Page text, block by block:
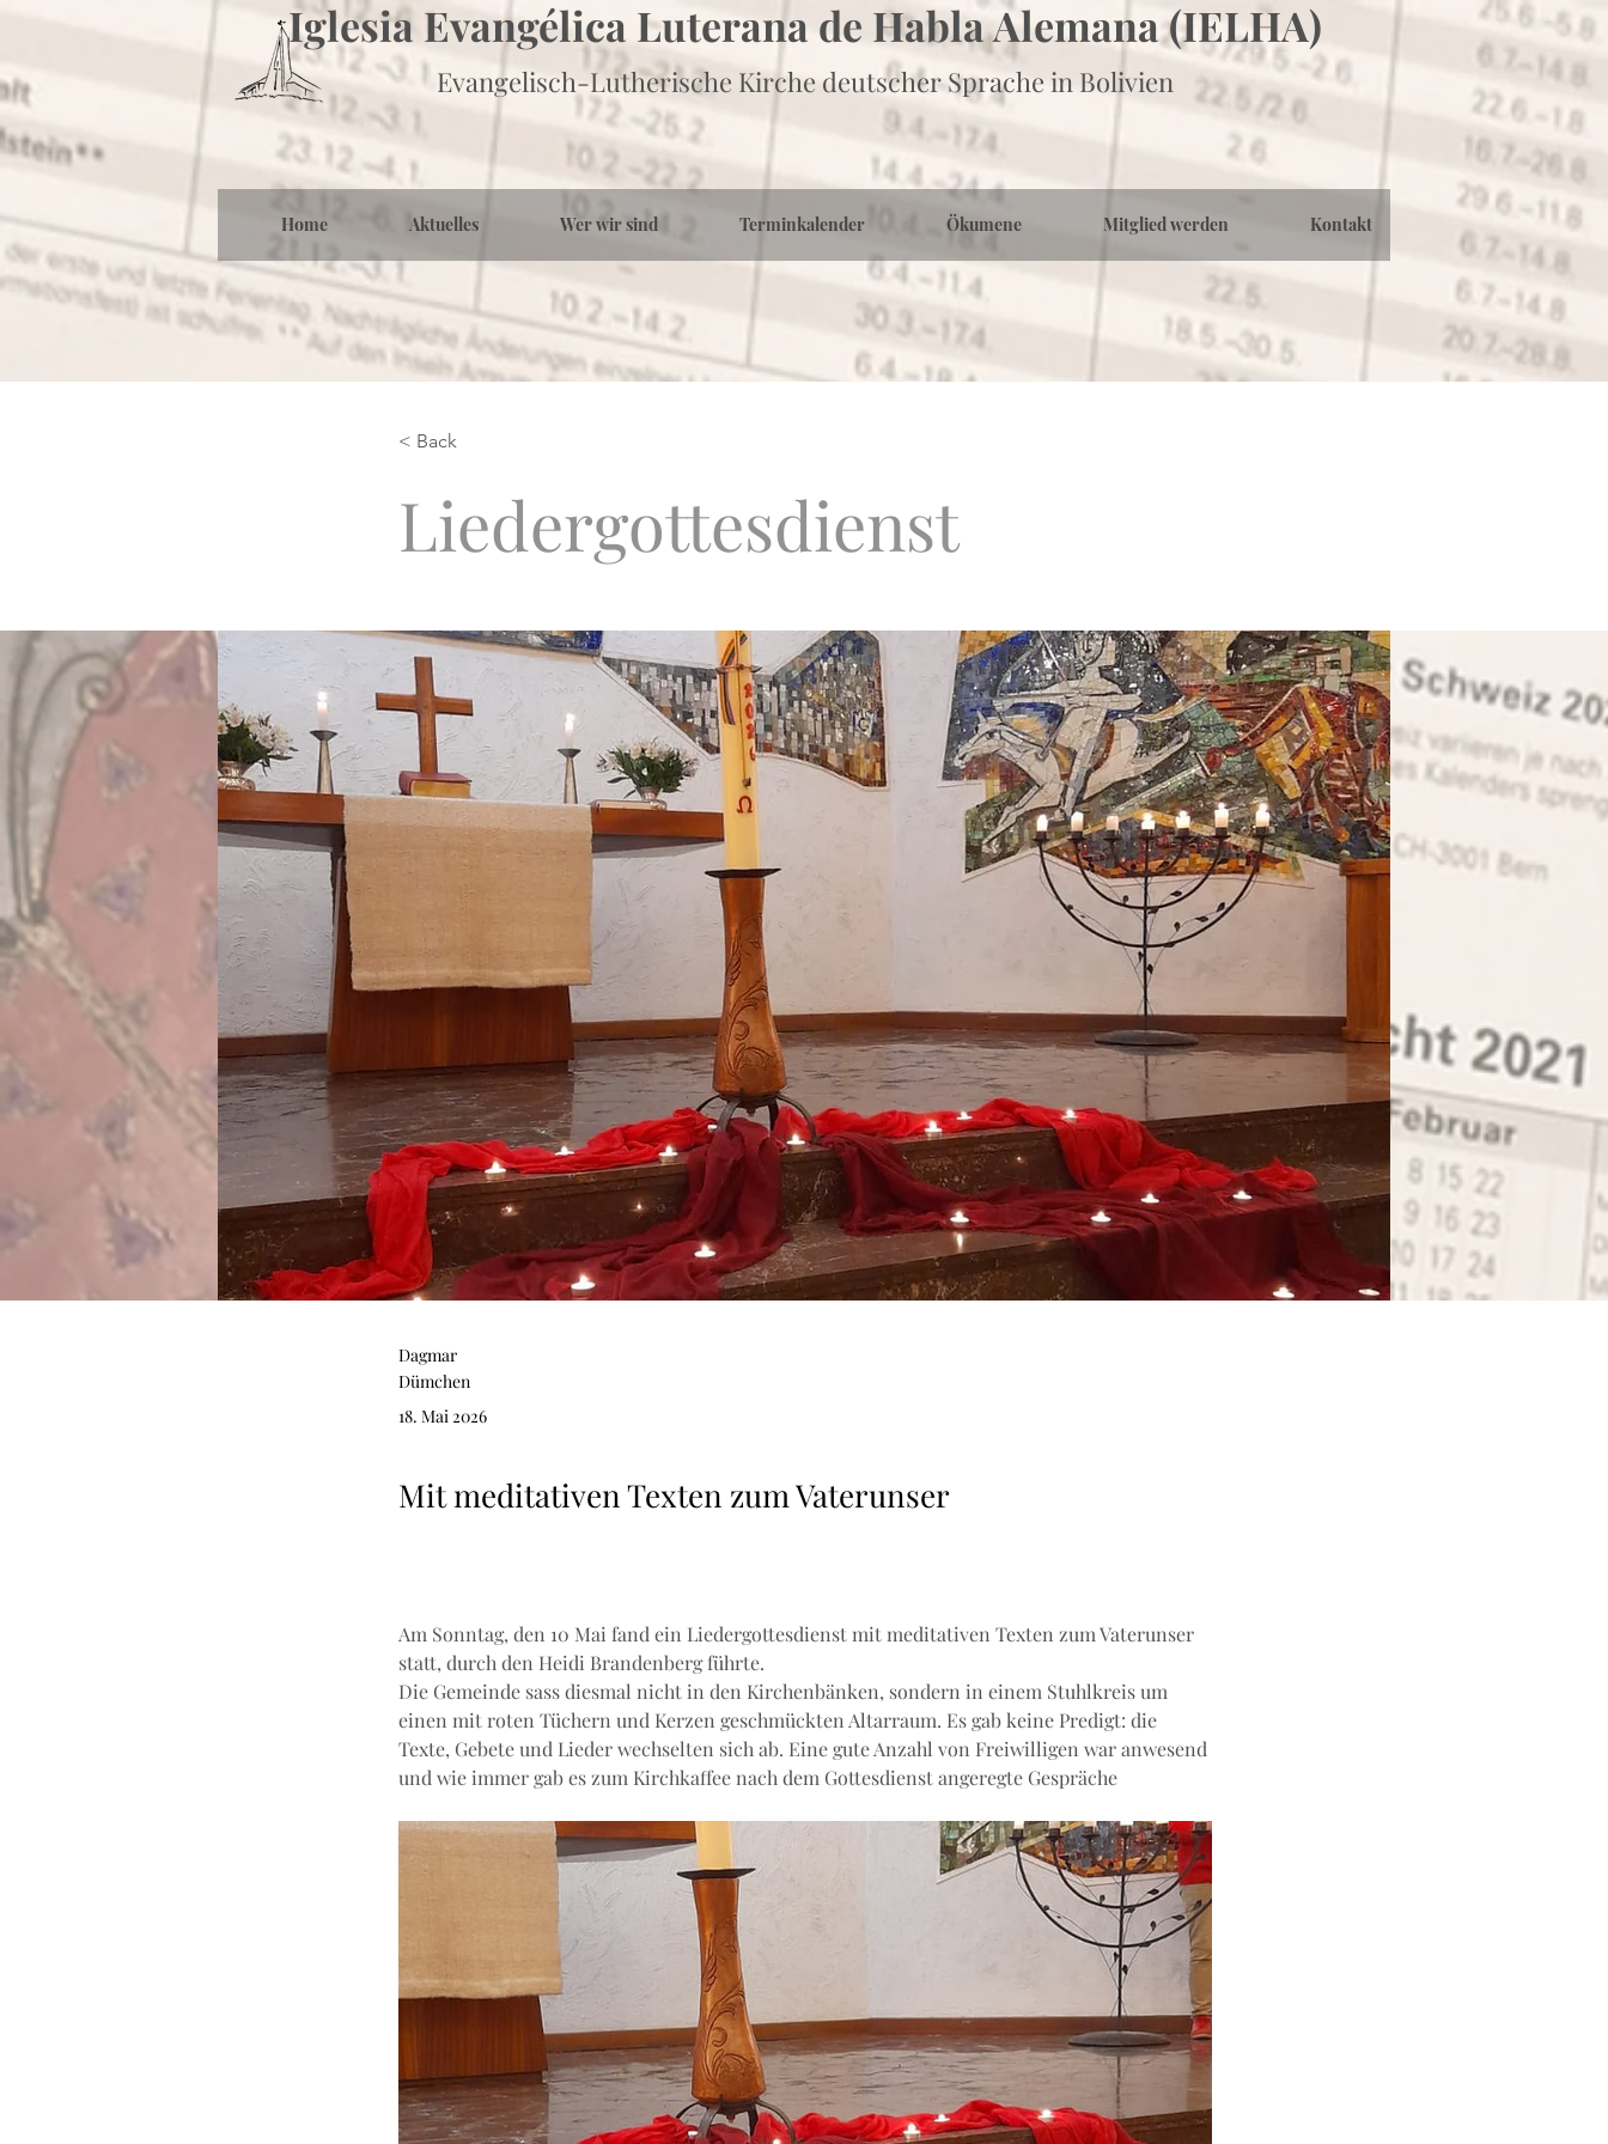
Iglesia Evangélica Luterana de Habla Alemana (IELHA)
Evangelisch-Lutherische Kirche deutscher Sprache in Bolivien
Home Aktuelles Wer wir sind Terminkalender Ökumene Mitglied werden Kontakt
< Back
Liedergottesdienst
Dagmar
Dümchen
18. Mai 2026
Mit meditativen Texten zum Vaterunser
Am Sonntag, den 10 Mai fand ein Liedergottesdienst mit meditativen Texten zum Vaterunser
statt, durch den Heidi Brandenberg führte.
Die Gemeinde sass diesmal nicht in den Kirchenbänken, sondern in einem Stuhlkreis um
einen mit roten Tüchern und Kerzen geschmückten Altarraum. Es gab keine Predigt: die
Texte, Gebete und Lieder wechselten sich ab. Eine gute Anzahl von Freiwilligen war anwesend
und wie immer gab es zum Kirchkaffee nach dem Gottesdienst angeregte Gespräche